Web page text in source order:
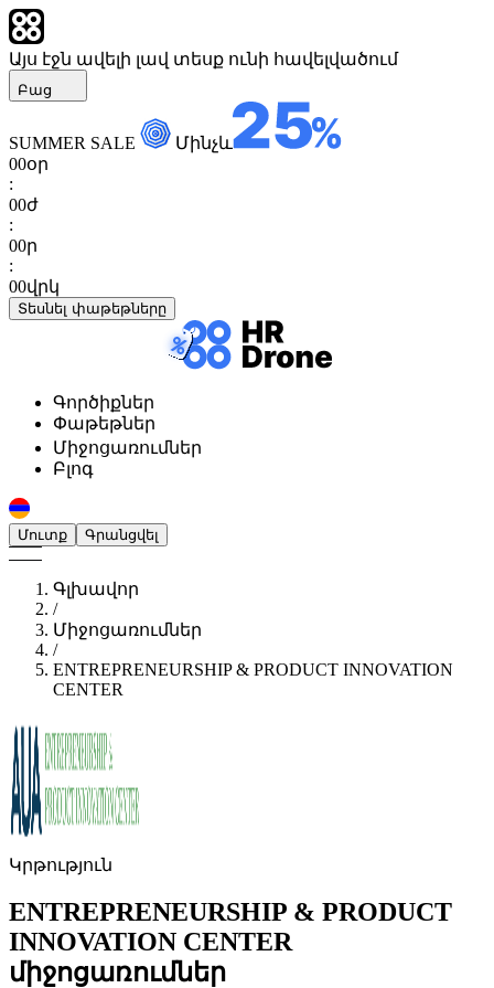
Այս էջն ավելի լավ տեսք ունի հավելվածում
Բաց
SUMMER SALE
Մինչև
00օր
:
00ժ
:
00ր
:
00վրկ
Տեսնել փաթեթները
Գործիքներ
Փաթեթներ
Միջոցառումներ
Բլոգ
Մուտք Գրանցվել
Գլխավոր
/
Միջոցառումներ
/
ENTREPRENEURSHIP & PRODUCT INNOVATION
CENTER
Կրթություն
ENTREPRENEURSHIP & PRODUCT
INNOVATION CENTER
միջոցառումներ